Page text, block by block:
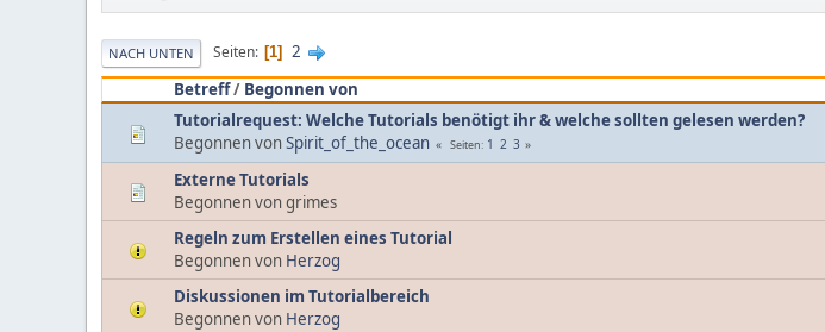
NACH UNTEN Seiten 1
2
Betreff/ Begonnen von
Tutorialrequest: Welche Tutorials benötigt ihr & welche sollten gelesen werden?
Begonnen vonSpirit_of_the_ocean Seiten 1 2 3
Externe Tutorials
Begonnen von grimes
Regeln zum Erstellen eines Tutorial
Begonnen von Herzog
Diskussionen im Tutorialbereich
Begonnen von Herzog